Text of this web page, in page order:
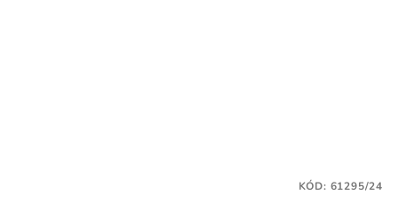
KÓD: 61295/24